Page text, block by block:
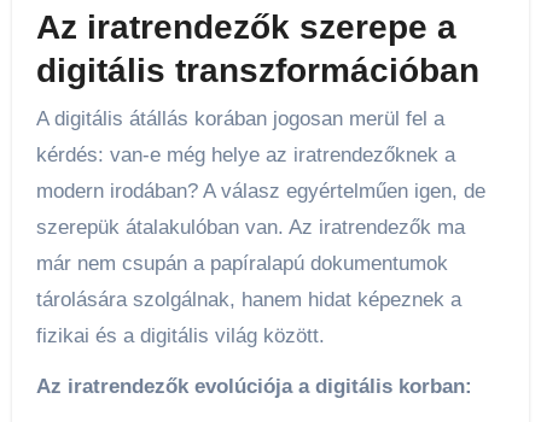
Az iratrendezők szerepe a
digitális transzformációban
A digitális átállás korában jogosan merül fel a
kérdés: van-e még helye az iratrendezőknek a
modern irodában? A válasz egyértelműen igen, de
szerepük átalakulóban van. Az iratrendezők ma
már nem csupán a papíralapú dokumentumok
tárolására szolgálnak, hanem hidat képeznek a
fizikai és a digitális világ között.
Az iratrendezők evolúciója a digitális korban: